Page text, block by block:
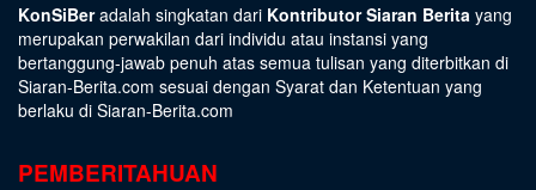
KonSiBeradalah singkatan dari Kontributor Siaran Berita yang
merupakan perwakilan dari individu atau instansi yang
bertanggung-jawab penuh atas semua tulisan yang diterbitkan di
Siaran-Berita.com sesuai dengan Syarat dan Ketentuan yang
berlaku di Siaran-Berita.com
PEMBERITAHUAN